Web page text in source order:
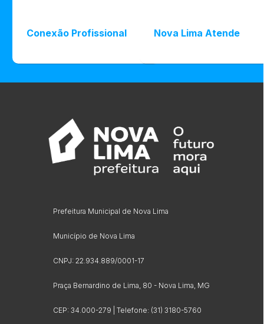
Conexão Profissional Nova Lima Atende
Prefeitura Municipal de Nova Lima
Município de Nova Lima
CNPJ: 22.934.889/0001-17
Praça Bernardino de Lima, 80 - Nova Lima, MG
CEP: 34.000-279 | Telefone: (31) 3180-5760